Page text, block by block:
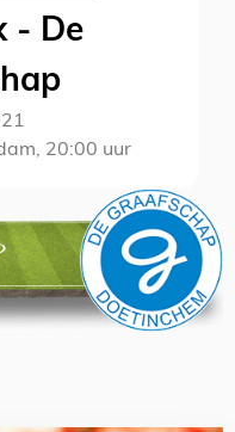
- De
20:00 uur